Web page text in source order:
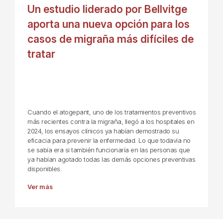
Un estudio liderado por Bellvitge
aporta una nueva opción para los
casos de migraña más difíciles de
tratar
Cuando el atogepant, uno de los tratamientos preventivos
más recientes contra la migraña, llegó a los hospitales en
2024, los ensayos clínicos ya habían demostrado su
eficacia para prevenir la enfermedad. Lo que todavía no
se sabía era si también funcionaría en las personas que
ya habían agotado todas las demás opciones preventivas
disponibles.
Ver más